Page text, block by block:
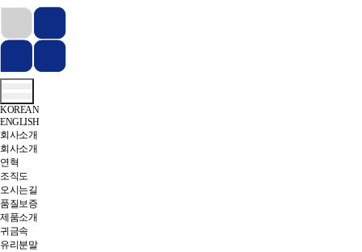
KOREAN
ENGLISH
회사소개
회사소개
연혁
조직도
오시는길
품질보증
제품소개
귀금속
유리분말